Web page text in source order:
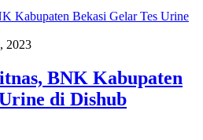
2023
BNK Kabupaten
di Dishub